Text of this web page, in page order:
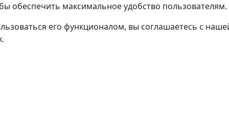
обеспечить максимальное удобство пользователям.
его функционалом, вы соглашаетесь с